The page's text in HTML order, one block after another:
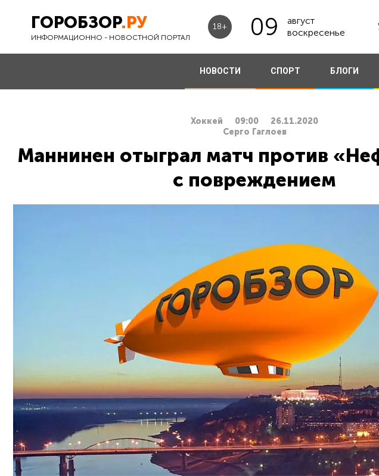
ГОРОБЗОР.РУ
ИНФОРМАЦИОННО - НОВОСТНОЙ ПОРТАЛ
18+ 09
август
воскресенье
НОВОСТИ СПОРТ БЛОГИ
Хоккей 09:00
26.11.2020
Серго Гаглоев
Маннинен отыграл матч против
с повреждением